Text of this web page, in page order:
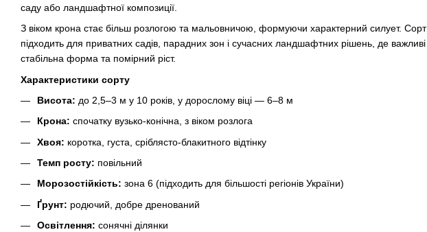
саду або ландшафтної композиції.
З віком крона стає більш розлогою та мальовничою, формуючи характерний силует. Сорт
підходить для приватних садів, парадних зон і сучасних ландшафтних рішень, де важливі
стабільна форма та помірний ріст.
Характеристики сорту
Висота: до 2,5–3 м у 10 років, у дорослому віці — 6–8 м
Крона: спочатку вузько-конічна, з віком розлога
Хвоя: коротка, густа, сріблясто-блакитного відтінку
Темп росту: повільний
Морозостійкість: зона 6 (підходить для більшості регіонів України)
Ґрунт: родючий, добре дренований
Освітлення: сонячні ділянки